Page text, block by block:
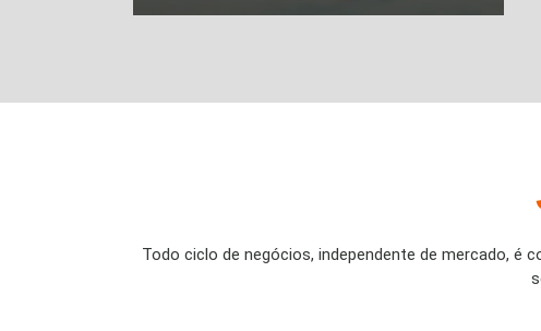
Todo ciclo de negócios, independente de mercado, é